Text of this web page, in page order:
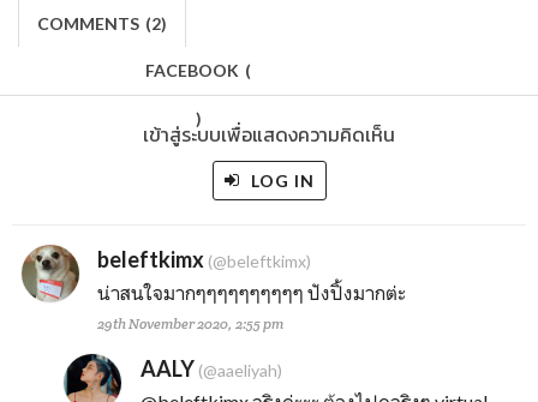
COMMENTS (2)
FACEBOOK (
)
เข้าสู่ระบบเพื่อแสดงความคิดเห็น
LOG IN
beleftkimx (@beleftkimx)
น่าสนใจมากๆๆๆๆๆๆๆๆๆๆ ปังปิ้งมากต่ะ
29th November 2020, 2:55 pm
AALY (@aaeliyah)